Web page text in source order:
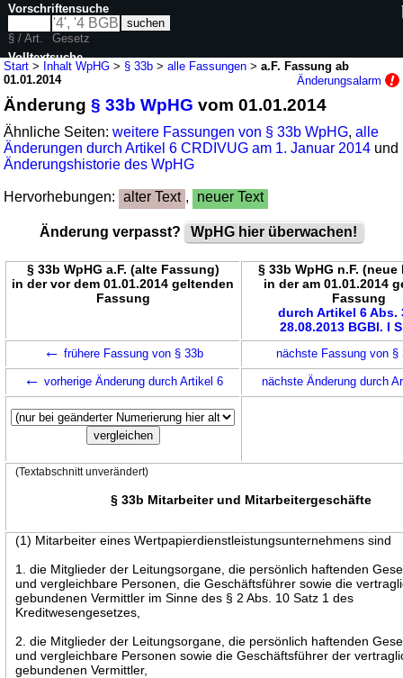
Start > Inhalt WpHG > § 33b >alle Fassungen >a.F. Fassung ab
01.01.2014
Änderungsalarm
Änderung§ 33b WpHG vom 01.01.2014
Ähnliche Seiten:weitere Fassungen von § 33b WpHG,alle
Änderungen durch Artikel 6 CRDIVUG am 1. Januar 2014 und
Änderungshistorie des WpHG
Hervorhebungen: alter Text , neuer Text
Änderung verpasst? WpHG hier überwachen!
§ 33b WpHG a.F. (alte Fassung)
in der vor dem 01.01.2014 geltenden
Fassung
§ 33b WpHG n.F.
in der am 01.01.2014
Fassung
durch Artikel 6 Abs.
28.08.2013 BGBl. I
← frühere Fassung von § 33b nächste Fassung von
← vorherige Änderung durch Artikel 6 nächste Änderung durch
(Textabschnitt unverändert)
§ 33b Mitarbeiter und Mitarbeitergeschäfte
(1) Mitarbeiter eines Wertpapierdienstleistungsunternehmens sind
1. die Mitglieder der Leitungsorgane, die persönlich haftenden
und vergleichbare Personen, die Geschäftsführer sowie die
gebundenen Vermittler im Sinne des § 2 Abs. 10 Satz 1 des
Kreditwesengesetzes,
2. die Mitglieder der Leitungsorgane, die persönlich haftenden
und vergleichbare Personen sowie die Geschäftsführer der
gebundenen Vermittler,
Vorschriftensuche
§ / Art.
Gesetz
Volltextsuche